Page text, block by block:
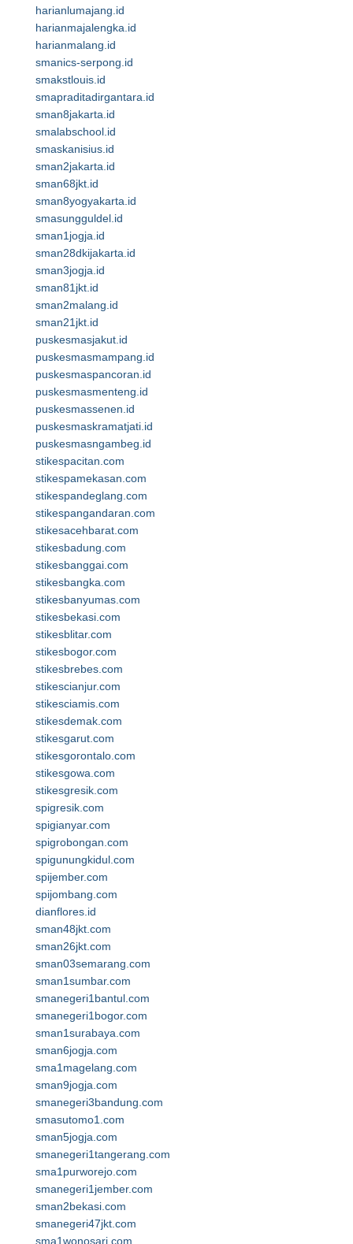
harianlumajang.id
harianmajalengka.id
harianmalang.id
smanics-serpong.id
smakstlouis.id
smapraditadirgantara.id
sman8jakarta.id
smalabschool.id
smaskanisius.id
sman2jakarta.id
sman68jkt.id
sman8yogyakarta.id
smasungguldel.id
sman1jogja.id
sman28dkijakarta.id
sman3jogja.id
sman81jkt.id
sman2malang.id
sman21jkt.id
puskesmasjakut.id
puskesmasmampang.id
puskesmaspancoran.id
puskesmasmenteng.id
puskesmassenen.id
puskesmaskramatjati.id
puskesmasngambeg.id
stikespacitan.com
stikespamekasan.com
stikespandeglang.com
stikespangandaran.com
stikesacehbarat.com
stikesbadung.com
stikesbanggai.com
stikesbangka.com
stikesbanyumas.com
stikesbekasi.com
stikesblitar.com
stikesbogor.com
stikesbrebes.com
stikescianjur.com
stikesciamis.com
stikesdemak.com
stikesgarut.com
stikesgorontalo.com
stikesgowa.com
stikesgresik.com
spigresik.com
spigianyar.com
spigrobongan.com
spigunungkidul.com
spijember.com
spijombang.com
dianflores.id
sman48jkt.com
sman26jkt.com
sman03semarang.com
sman1sumbar.com
smanegeri1bantul.com
smanegeri1bogor.com
sman1surabaya.com
sman6jogja.com
sma1magelang.com
sman9jogja.com
smanegeri3bandung.com
smasutomo1.com
sman5jogja.com
smanegeri1tangerang.com
sma1purworejo.com
smanegeri1jember.com
sman2bekasi.com
smanegeri47jkt.com
sma1wonosari.com